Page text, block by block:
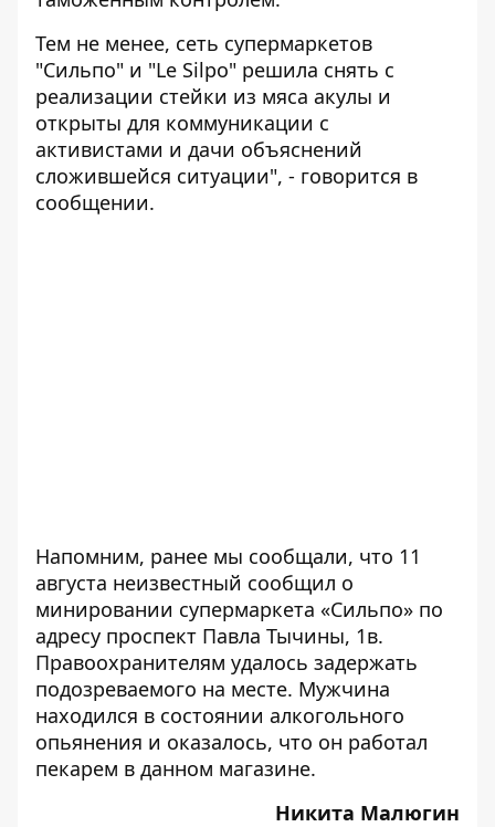
Тем не менее, сеть супермаркетов
"Сильпо" и "Le Silpo" решила снять с
реализации стейки из мяса акулы и
открыты для коммуникации с
активистами и дачи объяснений
сложившейся ситуации", - говорится в
сообщении.
Напомним, ранее мы сообщали, что 11
августа неизвестный сообщил о
минировании супермаркета «Сильпо» по
адресу проспект Павла Тычины, 1в.
Правоохранителям удалось задержать
подозреваемого на месте. Мужчина
находился в состоянии алкогольного
опьянения и оказалось, что он работал
пекарем в данном магазине.
Никита Малюгин